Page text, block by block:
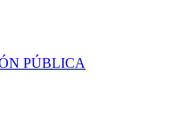
PÚBLICA